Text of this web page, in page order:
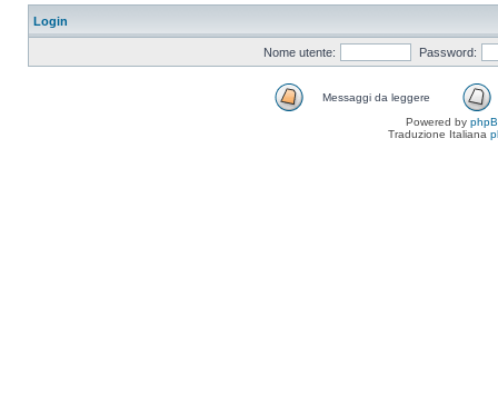
Login
Nome utente: Password:
Messaggi da leggere
Powered by
Traduzione Italiana